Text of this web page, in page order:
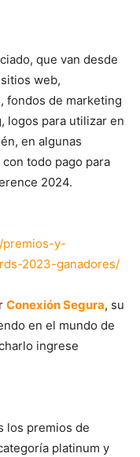
que van desde
web,
fondos de marketing
logos para utilizar en
en algunas
todo pago para
2024.
premios-y-
2023-ganadores/
Conexión Segura, su
en el mundo de
ingrese
los premios de
platinum y